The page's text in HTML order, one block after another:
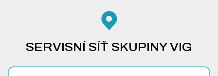
SERVISNÍ SÍŤ SKUPINY VIG